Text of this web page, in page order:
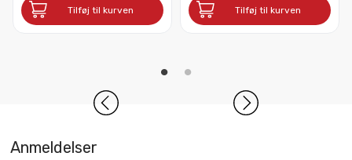
Tilføj til kurven Tilføj til kurven
Anmeldelser